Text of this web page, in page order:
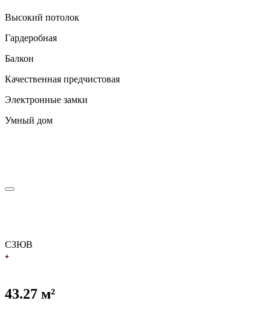
Высокий потолок
Гардеробная
Балкон
Качественная предчистовая
Электронные замки
Умный дом
СЗЮВ
43.27 м²